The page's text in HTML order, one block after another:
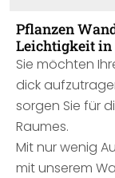
Pflanzen
Leichtigkeit in
Sie möchten
dick
sorgen Sie für
Raumes.
Mit nur wenig
mit unserem